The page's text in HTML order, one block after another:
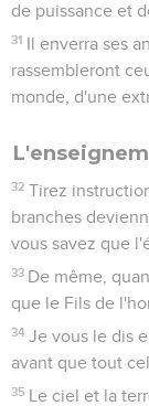
de puissance et
31 Il enverra ses
rassembleront
monde, d'une
32 Tirez
branches
vous savez que
33 De même,
que le Fils de
34 Je vous le dis
avant que tout
35 Le ciel et la